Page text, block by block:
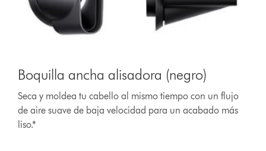
Boquilla ancha alisadora (negro)
Seca y moldea tu cabello al mismo tiempo con un flujo
de aire suave de baja velocidad para un acabado más
liso.*